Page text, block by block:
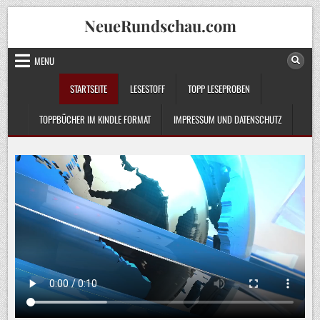
Skip
to
content
NeueRundschau.com
MENU
STARTSEITE
LESESTOFF TOPP LESEPROBEN
TOPPBÜCHER IM KINDLE FORMAT IMPRESSUM UND DATENSCHUTZ